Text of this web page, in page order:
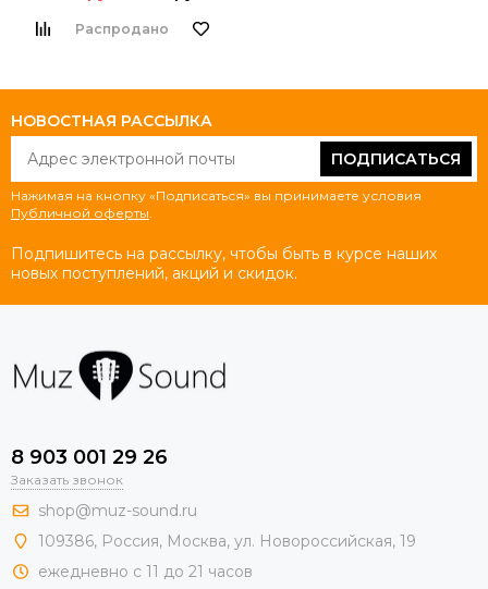
Распродано
НОВОСТНАЯ РАССЫЛКА
ПОДПИСАТЬСЯ
Нажимая на кнопку «Подписаться» вы принимаете условия
Публичной оферты
Подпишитесь на рассылку, чтобы быть в курсе наших
новых поступлений, акций и скидок.
8 903 001 29 26
Заказать звонок
shop@muz-sound.ru
109386, Россия, Москва, ул. Новороссийская, 19
ежедневно с 11 до 21 часов